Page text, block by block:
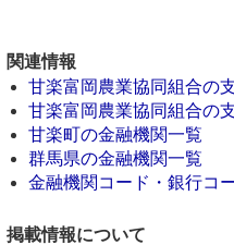
関連情報
甘楽富岡農業協同組合の
甘楽富岡農業協同組合の
甘楽町の金融機関一覧
群馬県の金融機関一覧
金融機関コード・銀行コ
掲載情報について